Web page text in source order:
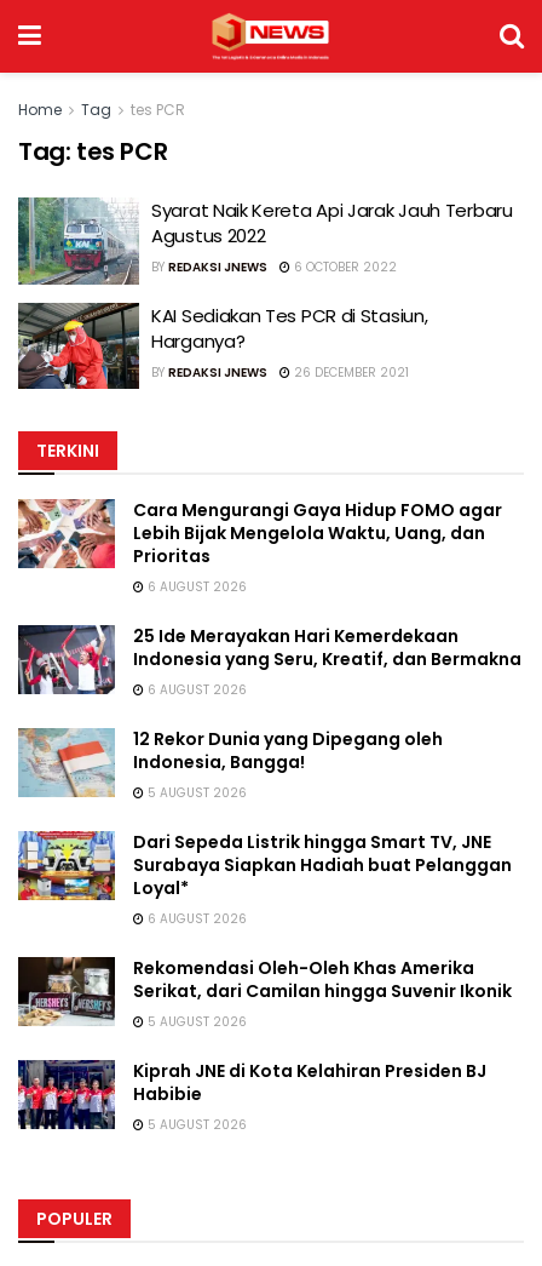
Home Tag tes PCR
Tag: tes PCR
Syarat Naik Kereta Api Jarak Jauh Terbaru
Agustus 2022
BY REDAKSI JNEWS 6 OCTOBER 2022
KAI Sediakan Tes PCR di Stasiun,
Harganya?
BY REDAKSI JNEWS 26 DECEMBER 2021
TERKINI
Cara Mengurangi Gaya Hidup FOMO agar
Lebih Bijak Mengelola Waktu, Uang, dan
Prioritas
6 AUGUST 2026
25 Ide Merayakan Hari Kemerdekaan
Indonesia yang Seru, Kreatif, dan Bermakna
6 AUGUST 2026
12 Rekor Dunia yang Dipegang oleh
Indonesia, Bangga!
5 AUGUST 2026
Dari Sepeda Listrik hingga Smart TV, JNE
Surabaya Siapkan Hadiah buat Pelanggan
Loyal*
6 AUGUST 2026
Rekomendasi Oleh-Oleh Khas Amerika
Serikat, dari Camilan hingga Suvenir Ikonik
5 AUGUST 2026
Kiprah JNE di Kota Kelahiran Presiden BJ
Habibie
5 AUGUST 2026
POPULER